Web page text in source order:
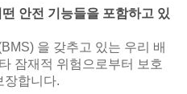
안전 기능들을 포함하고 있
을 갖추고 있는 우리 배
잠재적 위험으로부터 보호
장합니다.